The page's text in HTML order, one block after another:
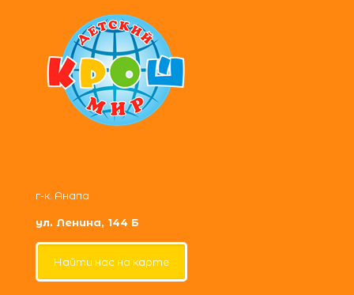
г-к. Анапа
ул. Ленина, 144 Б
Найти нас на карте